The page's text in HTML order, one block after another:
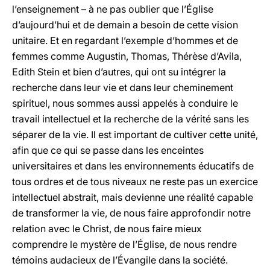
l’enseignement – à ne pas oublier que l’Église
d’aujourd’hui et de demain a besoin de cette vision
unitaire. Et en regardant l’exemple d’hommes et de
femmes comme Augustin, Thomas, Thérèse d’Avila,
Edith Stein et bien d’autres, qui ont su intégrer la
recherche dans leur vie et dans leur cheminement
spirituel, nous sommes aussi appelés à conduire le
travail intellectuel et la recherche de la vérité sans les
séparer de la vie. Il est important de cultiver cette unité,
afin que ce qui se passe dans les enceintes
universitaires et dans les environnements éducatifs de
tous ordres et de tous niveaux ne reste pas un exercice
intellectuel abstrait, mais devienne une réalité capable
de transformer la vie, de nous faire approfondir notre
relation avec le Christ, de nous faire mieux
comprendre le mystère de l’Église, de nous rendre
témoins audacieux de l’Évangile dans la société.